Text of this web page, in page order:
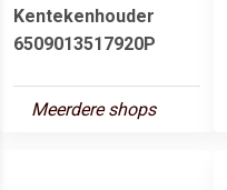
Kentekenhouder
6509013517920P
Meerdere shops